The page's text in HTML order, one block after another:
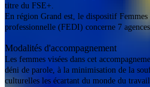
titre du FSE+.
En région Grand est, le dispositif
professionnelle (FEDI) concerne 7 agences.
Modalités d'accompagnement
Les femmes visées dans cet
déni de parole, à la minimisation de la
culturelles les écartant du monde du